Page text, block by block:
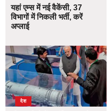
यहां एम्स में नई वैकेंसी, 37
विभागों में निकली भर्ती, करें
अप्लाई
देश